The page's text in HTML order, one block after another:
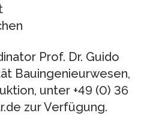
Prof. Dr. Guido
Bauingenieurwesen,
unter +49 (0) 36
zur Verfügung.